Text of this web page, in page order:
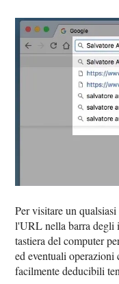
Per visitare un
l'URL nella barra degli
tastiera del computer
ed eventuali operazioni
facilmente deducibili